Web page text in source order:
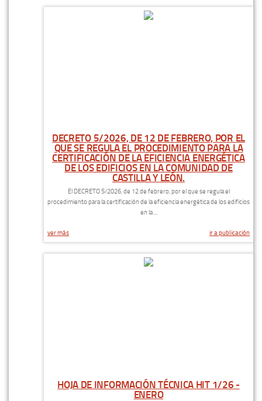
DECRETO 5/2026, DE 12 DE FEBRERO, POR EL
QUE SE REGULA EL PROCEDIMIENTO PARA LA
CERTIFICACIÓN DE LA EFICIENCIA ENERGÉTICA
DE LOS EDIFICIOS EN LA COMUNIDAD DE
CASTILLA Y LEÓN.
El DECRETO 5/2026, de 12 de febrero, por el que se regula el
procedimiento para la certificación de la eficiencia energética de los edificios
en la ...
ver más ir a publicación
HOJA DE INFORMACIÓN TÉCNICA HIT 1/26 -
ENERO